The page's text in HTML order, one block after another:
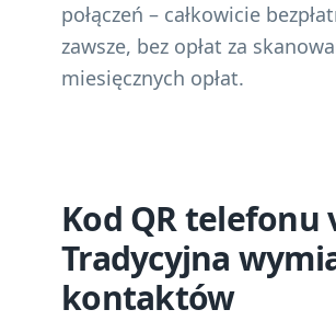
połączeń – całkowicie
zawsze, bez opłat za
miesięcznych opłat.
Kod QR telefonu
Tradycyjna
kontaktów